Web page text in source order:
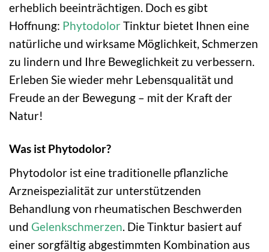
erheblich beeinträchtigen. Doch es gibt
Hoffnung: PhytodolorTinktur bietet Ihnen eine
natürliche und wirksame Möglichkeit, Schmerzen
zu lindern und Ihre Beweglichkeit zu verbessern.
Erleben Sie wieder mehr Lebensqualität und
Freude an der Bewegung – mit der Kraft der
Natur!
Was ist Phytodolor?
Phytodolor ist eine traditionelle pflanzliche
Arzneispezialität zur unterstützenden
Behandlung von rheumatischen Beschwerden
und Gelenkschmerzen . Die Tinktur basiert auf
einer sorgfältig abgestimmten Kombination aus